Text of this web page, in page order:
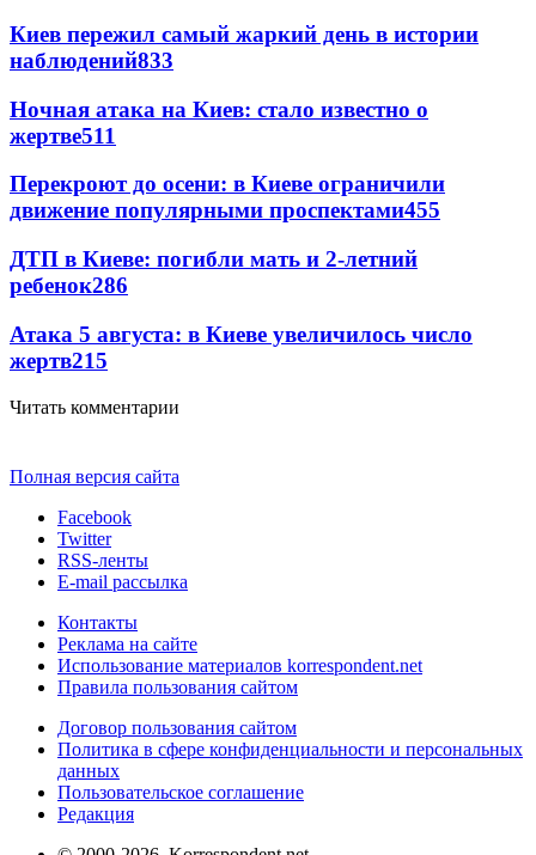
Киев пережил самый жаркий день в истории
наблюдений833
Ночная атака на Киев: стало известно о
жертве511
Перекроют до осени: в Киеве ограничили
движение популярными проспектами455
ДТП в Киеве: погибли мать и 2-летний
ребенок286
Атака 5 августа: в Киеве увеличилось число
жертв215
Читать комментарии
Полная версия сайта
Facebook
Twitter
RSS-ленты
E-mail рассылка
Контакты
Реклама на сайте
Использование материалов korrespondent.net
Правила пользования сайтом
Договор пользования сайтом
Политика в сфере конфиденциальности и персональных
данных
Пользовательское соглашение
Редакция